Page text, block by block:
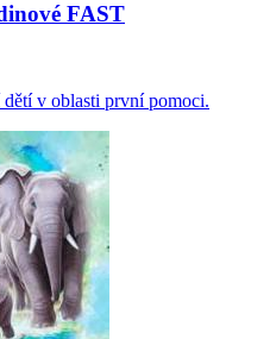
FAST
v oblasti první pomoci.